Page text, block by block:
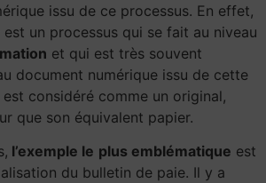
issu de ce processus. En effet,
un processus qui se fait au niveau
et qui est très souvent
document numérique issu de cette
considéré comme un original,
que son équivalent papier.
l’exemple le plus emblématique est
du bulletin de paie. Il y a